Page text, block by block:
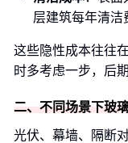
层建筑每年清洁
这些隐性成本往往
时多考虑一步，后
二、不同场景下玻
光伏、幕墙、隔断